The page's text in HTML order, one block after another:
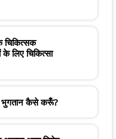
चिकित्सक
लिए चिकित्सा
भुगतान कैसे करूँ?